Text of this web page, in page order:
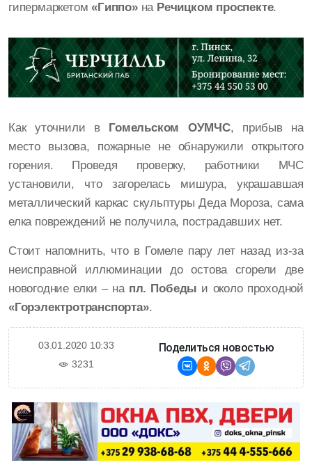
гипермаркетом«Гиппо»на Речицком проспекте.
Как уточнили в Гомельском ОУМЧС, прибыв на
место вызова, пожарные не обнаружили открытого
горения. Проведя проверку, работники МЧС
установили, что загорелась мишура, украшавшая
металлический каркас скульптуры Деда Мороза, сама
елка повреждений не получила, пострадавших нет.
Стоит напомнить, что в Гомеле пару лет назад из-за
неисправной иллюминации до остова сгорели две
новогодние елки – на пл. Победы и около проходной
«Горэлектротранспорта».
03.01.2020 10:33
3231
Поделиться новостью